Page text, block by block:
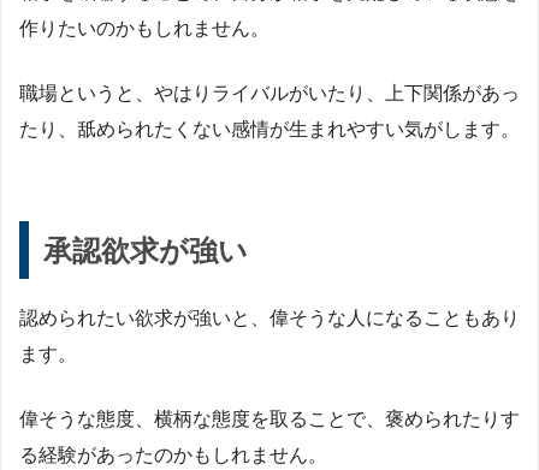
作りたいのかもしれません。
職場というと、やはりライバルがいたり、上下関係があっ
たり、舐められたくない感情が生まれやすい気がします。
承認欲求が強い
認められたい欲求が強いと、偉そうな人になることもあり
ます。
偉そうな態度、横柄な態度を取ることで、褒められたりす
る経験があったのかもしれません。